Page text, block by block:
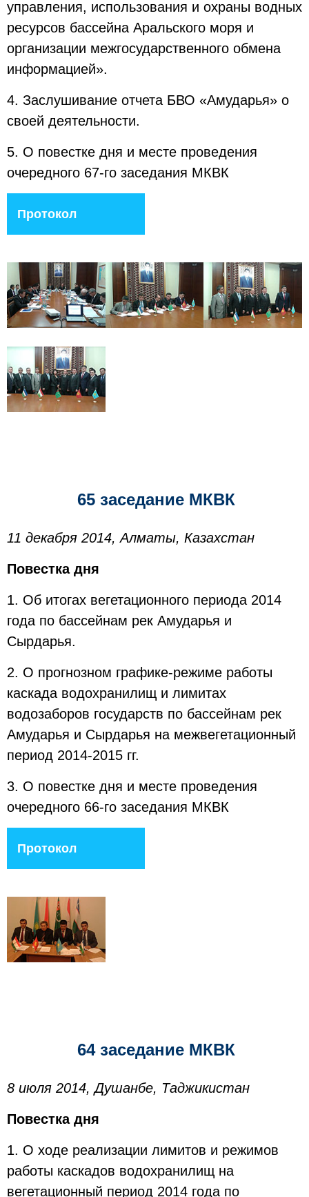
управления, использования и охраны водных
ресурсов бассейна Аральского моря и
организации межгосударственного обмена
информацией».
4. Заслушивание отчета БВО «Амударья» о
своей деятельности.
5. О повестке дня и месте проведения
очередного 67-го заседания МКВК
Протокол
65 заседание МКВК
11 декабря 2014, Алматы, Казахстан
Повестка дня
1. Об итогах вегетационного периода 2014
года по бассейнам рек Амударья и
Сырдарья.
2. О прогнозном графике-режиме работы
каскада водохранилищ и лимитах
водозаборов государств по бассейнам рек
Амударья и Сырдарья на межвегетационный
период 2014-2015 гг.
3. О повестке дня и месте проведения
очередного 66-го заседания МКВК
Протокол
64 заседание МКВК
8 июля 2014, Душанбе, Таджикистан
Повестка дня
1. О ходе реализации лимитов и режимов
работы каскадов водохранилищ на
вегетационный период 2014 года по